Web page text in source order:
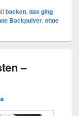
backen,das ging
Backpulver,ohne
–